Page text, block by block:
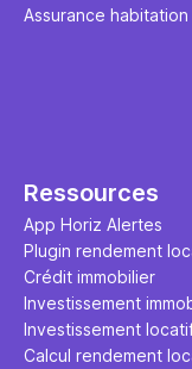
Assurance habitation
Ressources
App Horiz Alertes
Plugin rendement
Crédit immobilier
Investissement
Investissement
Calcul rendement